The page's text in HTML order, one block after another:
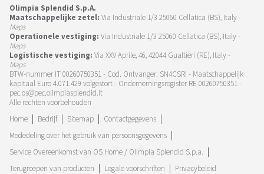
Olimpia Splendid S.p.A.
Maatschappelijke zetel: Via Industriale 1/3 25060 Cellatica (BS), Italy -
Maps
Operationele vestiging: Via Industriale 1/3 25060 Cellatica (BS), Italy -
Maps
Logistische vestiging: Via XXV Aprile, 46, 42044 Gualtieri (RE), Italy -
Maps
BTW-nummer IT 00260750351 - Cod. Ontvanger: SN4CSRI - Maatschappelijk
kapitaal Euro 4.071.429 volgestort - Ondernemingsregister RE 00260750351 -
pec.os@pec.olimpiasplendid.it
Alle rechten voorbehouden
Home
Bedrijf Sitemap
Contactgegevens
Mededeling over het gebruik van persoonsgegevens
Service Overeenkomst van OS Home / Olimpia Splendid S.p.a.
Terugroepen van producten
Legale voorschriften Privacybeleid